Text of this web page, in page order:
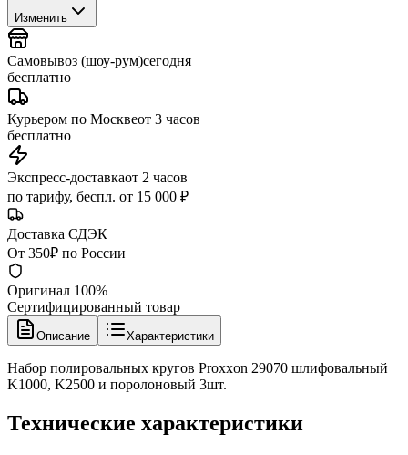
Изменить
Самовывоз (шоу-рум)сегодня
бесплатно
Курьером по Москвеот 3 часов
бесплатно
Экспресс-доставкаот 2 часов
по тарифу, беспл. от 15 000 ₽
Доставка СДЭК
От 350₽ по России
Оригинал 100%
Сертифицированный товар
Описание Характеристики
Набор полировальных кругов Proxxon 29070 шлифовальный
K1000, K2500 и поролоновый 3шт.
Технические характеристики